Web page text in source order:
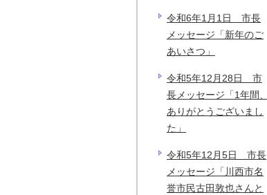
令和6年1月1日 市長
メッセージ「新年のご
あいさつ」
令和5年12月28日 市
長メッセージ「1年間、
ありがとうございまし
た」
令和5年12月5日 市長
メッセージ「川西市名
誉市民古田敦也さんと